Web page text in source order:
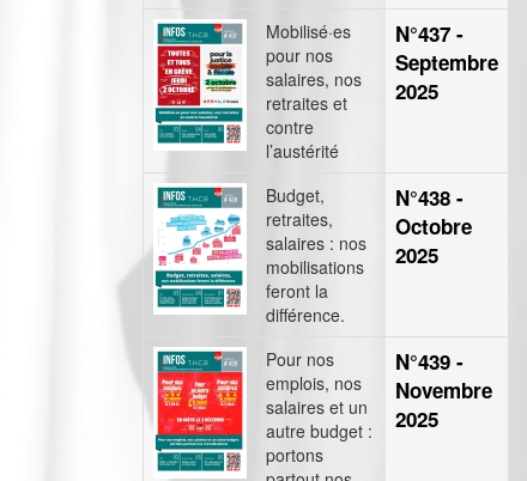
Mobilisé·es
pour nos
salaires, nos
retraites et
contre
l’austérité
N°437 -
Septembre
2025
Budget,
retraites,
salaires : nos
mobilisations
feront la
différence.
N°438 -
Octobre
2025
Pour nos
emplois, nos
salaires et un
autre budget :
portons
N°439 -
Novembre
2025